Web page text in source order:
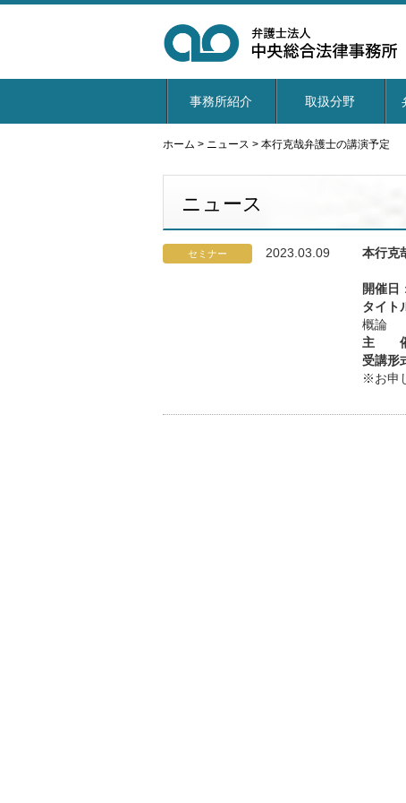
事務所紹介 取扱分野
ホーム > ニュース > 本行克哉弁護士の講演予定
ニュース
セミナー 2023.03.09 本行克
開催日
タイト
概論
主
受講形
※お申